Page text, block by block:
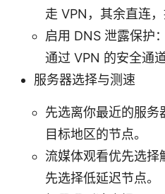
走 VPN，其余直连
启用 DNS 泄露保护
通过 VPN 的安全通道
服务器选择与测速
先选离你最近的服务
目标地区的节点。
流媒体观看优先选择
先选择低延迟节点。